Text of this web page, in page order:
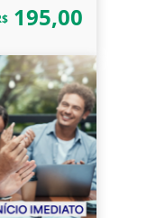
195,00